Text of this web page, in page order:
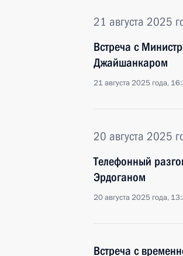
21 августа 2025
Встреча с
Джайшанкаром
21 августа 2025 года,
20 августа 2025
Телефонный
Эрдоганом
20 августа 2025 года,
Встреча с